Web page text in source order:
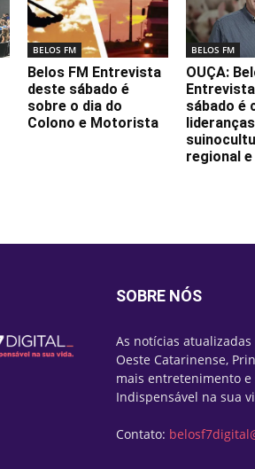
BELOS FM
Belos FM Entrevista
deste sábado é
sobre o dia do
Colono e Motorista
BELOS FM
OUÇA:
sábado é
regional
SOBRE NÓS
As notícias
Oeste Catarinense,
mais entretenimento e
Indispensável na sua
Contato: